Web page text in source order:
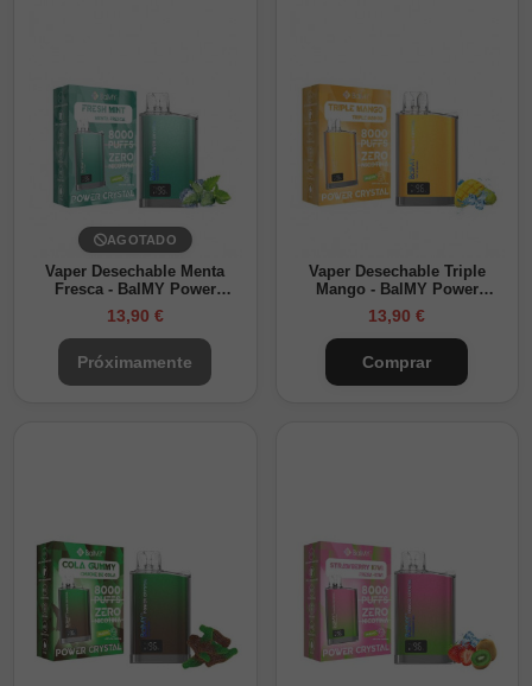
AGOTADO
Vaper Desechable Menta
Fresca - BalMY Power
Crystal 8000
13,90 €
Próximamente
Vaper Desechable Triple
Mango - BalMY Power
Crystal 8000
13,90 €
Comprar